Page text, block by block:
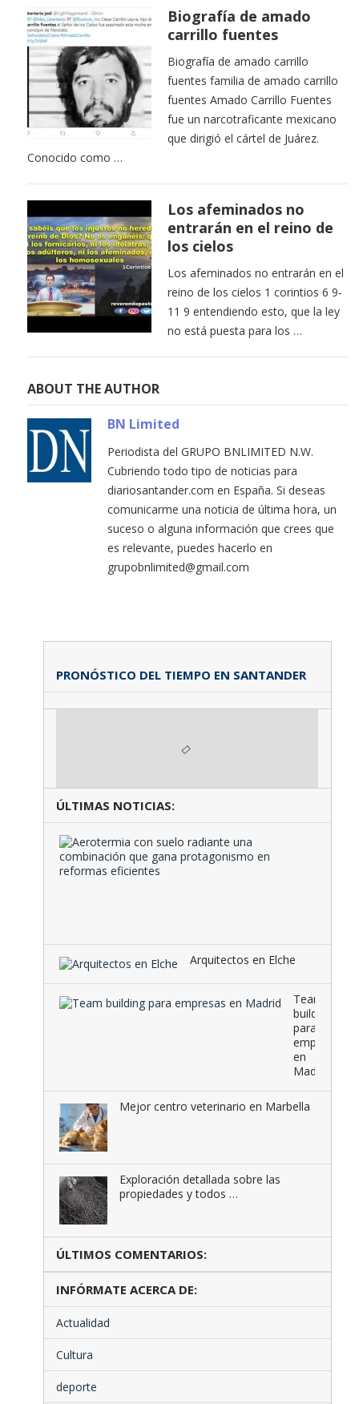
Biografía de amado
carrillo fuentes
Biografía de amado carrillo
fuentes familia de amado carrillo
fuentes Amado Carrillo Fuentes
fue un narcotraficante mexicano
que dirigió el cártel de Juárez.
Conocido como …
Los afeminados no
entrarán en el reino de
los cielos
Los afeminados no entrarán en el
reino de los cielos 1 corintios 6 9-
11 9 entendiendo esto, que la ley
no está puesta para los …
ABOUT THE AUTHOR
BN Limited
Periodista del GRUPO BNLIMITED N.W.
Cubriendo todo tipo de noticias para
diariosantander.com en España. Si deseas
comunicarme una noticia de última hora, un
suceso o alguna información que crees que
es relevante, puedes hacerlo en
grupobnlimited@gmail.com
PRONÓSTICO DEL TIEMPO EN SANTANDER
ÚLTIMAS NOTICIAS:
Arquitectos en Elche
Team
building
para
empresas
en
Madrid
Mejor centro veterinario en Marbella
Exploración detallada sobre las
propiedades y todos …
ÚLTIMOS COMENTARIOS:
INFÓRMATE ACERCA DE:
Actualidad
Cultura
deporte